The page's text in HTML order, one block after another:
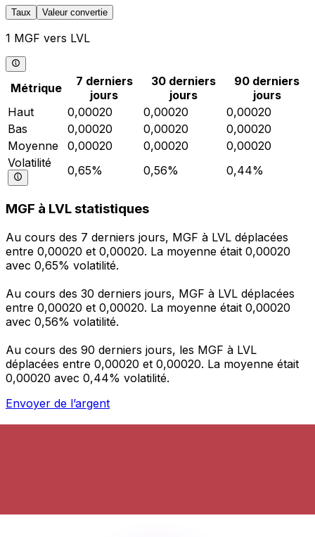
Taux Valeur convertie
1 MGF vers LVL
Métrique
7 derniers
jours
30 derniers
jours
90 derniers
jours
Haut
0,00020 0,00020
0,00020
Bas
0,00020 0,00020
0,00020
Moyenne
0,00020 0,00020
0,00020
Volatilité
0,65% 0,56% 0,44%
MGF à LVL statistiques
Au cours des 7 derniers jours, MGF à LVL déplacées
entre 0,00020 et 0,00020. La moyenne était 0,00020
avec 0,65% volatilité.
Au cours des 30 derniers jours, MGF à LVL déplacées
entre 0,00020 et 0,00020. La moyenne était 0,00020
avec 0,56% volatilité.
Au cours des 90 derniers jours, les MGF à LVL
déplacées entre 0,00020 et 0,00020. La moyenne était
0,00020 avec 0,44% volatilité.
Envoyer de l’argent
programmez des alertes de taux et transférez de